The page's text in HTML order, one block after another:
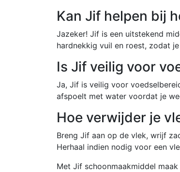
Kan Jif helpen bij
Jazeker! Jif is een uitstekend
hardnekkig vuil en roest, zodat
Is Jif veilig voor
Ja, Jif is veilig voor
afspoelt met water voordat je
Hoe verwijder je
Breng Jif aan op de vlek, wrijf
Herhaal indien nodig voor een
Met Jif schoonmaakmiddel